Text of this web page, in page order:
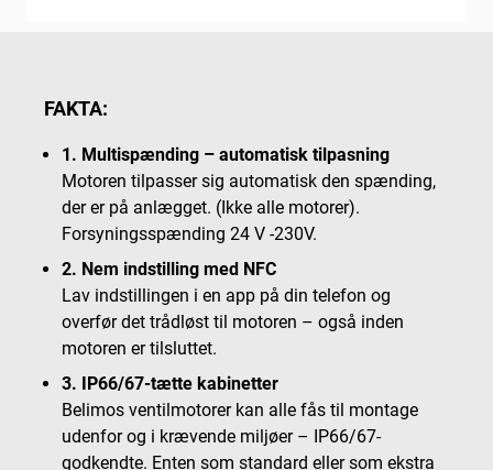
FAKTA:
1. Multispænding – automatisk tilpasning
Motoren tilpasser sig automatisk den spænding,
der er på anlægget. (Ikke alle motorer).
Forsyningsspænding 24 V -230V.
2. Nem indstilling med NFC
Lav indstillingen i en app på din telefon og
overfør det trådløst til motoren – også inden
motoren er tilsluttet.
3. IP66/67-tætte kabinetter
Belimos ventilmotorer kan alle fås til montage
udenfor og i krævende miljøer – IP66/67-
godkendte. Enten som standard eller som ekstra